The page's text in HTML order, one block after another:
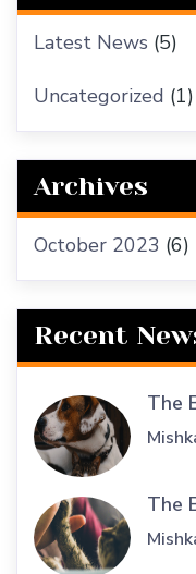
Latest News (5)
Uncategorized (1)
Archives
October 2023 (6)
Recent
The
The